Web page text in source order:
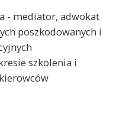
- mediator, adwokat
poszkodowanych i
szkolenia i